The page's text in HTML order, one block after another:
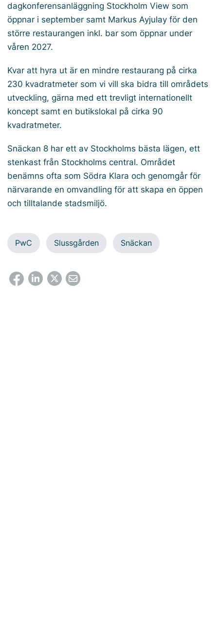
dagkonferensanläggning Stockholm View som
öppnar i september samt Markus Ayjulay för den
större restaurangen inkl. bar som öppnar under
våren 2027.
Kvar att hyra ut är en mindre restaurang på cirka
230 kvadratmeter som vi vill ska bidra till områdets
utveckling, gärna med ett trevligt internationellt
koncept samt en butikslokal på cirka 90
kvadratmeter.
Snäckan 8 har ett av Stockholms bästa lägen, ett
stenkast från Stockholms central. Området
benämns ofta som Södra Klara och genomgår för
närvarande en omvandling för att skapa en öppen
och tilltalande stadsmiljö.
PwC Slussgården Snäckan